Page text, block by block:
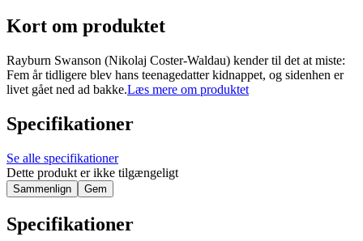
Kort om produktet
Rayburn Swanson (Nikolaj Coster-Waldau) kender til det at miste:
Fem år tidligere blev hans teenagedatter kidnappet, og sidenhen er
livet gået ned ad bakke.Læs mere om produktet
Specifikationer
Se alle specifikationer
Dette produkt er ikke tilgængeligt
Sammenlign Gem
Specifikationer